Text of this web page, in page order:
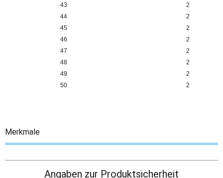
43
2
44
2
45
2
46
2
47
2
48
2
49
2
50
2
Merkmale
Angaben zur Produktsicherheit